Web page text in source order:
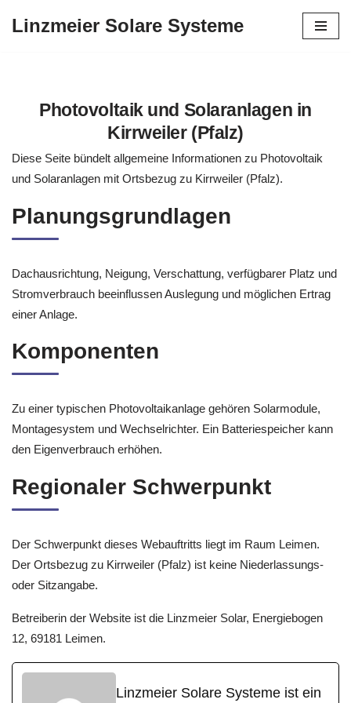
Linzmeier Solare Systeme
Photovoltaik und Solaranlagen in
Kirrweiler (Pfalz)
Diese Seite bündelt allgemeine Informationen zu Photovoltaik
und Solaranlagen mit Ortsbezug zu Kirrweiler (Pfalz).
Planungsgrundlagen
Dachausrichtung, Neigung, Verschattung, verfügbarer Platz und
Stromverbrauch beeinflussen Auslegung und möglichen Ertrag
einer Anlage.
Komponenten
Zu einer typischen Photovoltaikanlage gehören Solarmodule,
Montagesystem und Wechselrichter. Ein Batteriespeicher kann
den Eigenverbrauch erhöhen.
Regionaler Schwerpunkt
Der Schwerpunkt dieses Webauftritts liegt im Raum Leimen.
Der Ortsbezug zu Kirrweiler (Pfalz) ist keine Niederlassungs-
oder Sitzangabe.
Betreiberin der Website ist die Linzmeier Solar, Energiebogen
12, 69181 Leimen.
Linzmeier Solare Systeme ist ein